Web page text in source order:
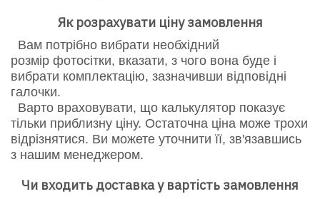
Як розрахувати ціну замовлення
Вам потрібно вибрати необхідний
розмір фотосітки, вказати, з чого вона буде і
вибрати комплектацію, зазначивши відповідні
галочки.
Варто враховувати, що калькулятор показує
тільки приблизну ціну. Остаточна ціна може трохи
відрізнятися. Ви можете уточнити її, зв'язавшись
з нашим менеджером.
Чи входить доставка у вартість замовлення